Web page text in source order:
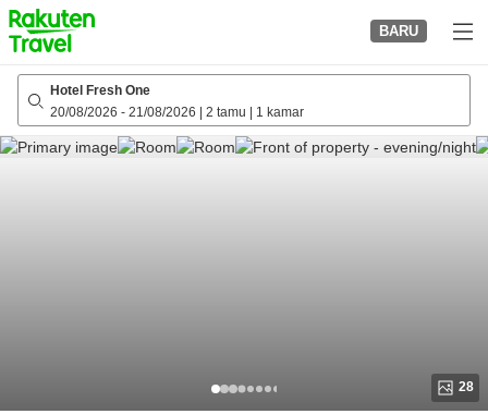
to
top
page
BARU
Hotel Fresh One
20/08/2026 - 21/08/2026 2 tamu 1 kamar
28